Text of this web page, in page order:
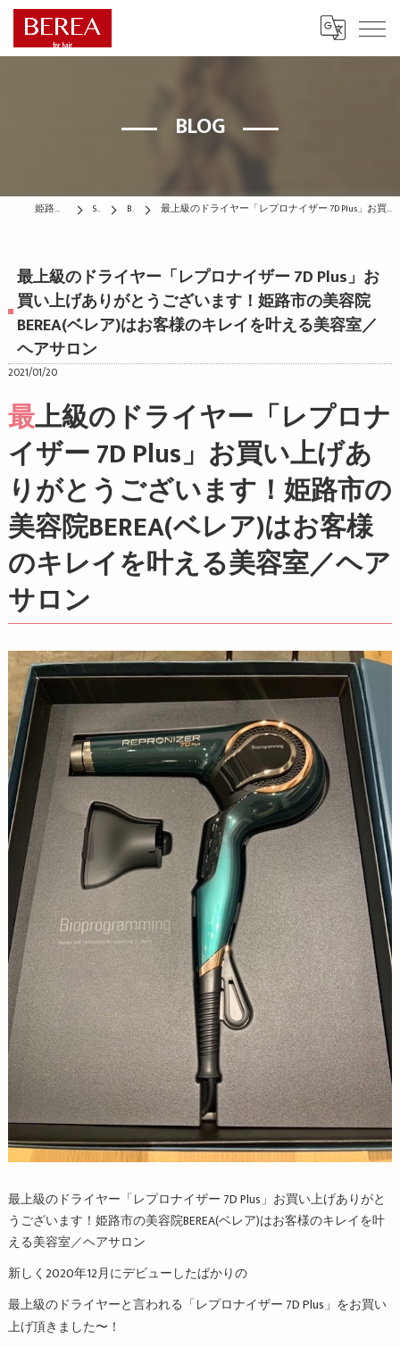
BLOG
姫路の美容院はBEREA STAFF BLOG 最上級のドライヤー「レプロナイザー 7D Plus」お買い上げありがとうございます！姫路市の美容院BEREA(ベレア)はお客様のキレイを叶える美容室／ヘアサロン
最上級のドライヤー「レプロナイザー 7D Plus」お
買い上げありがとうございます！姫路市の美容院
BEREA(ベレア)はお客様のキレイを叶える美容室／
ヘアサロン
2021/01/20
最上級のドライヤー「レプロナ
イザー 7D Plus」お買い上げあ
りがとうございます！姫路市の
美容院BEREA(ベレア)はお客様
のキレイを叶える美容室／ヘア
サロン
最上級のドライヤー「レプロナイザー 7D Plus」お買い上げありがと
うございます！姫路市の美容院BEREA(ベレア)はお客様のキレイを叶
える美容室／ヘアサロン
新しく2020年12月にデビューしたばかりの
最上級のドライヤーと言われる「レプロナイザー 7D Plus」をお買い
上げ頂きました〜！